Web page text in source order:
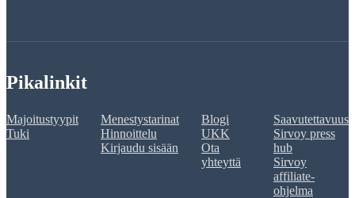
Pikalinkit
Majoitustyypit
Tuki
Menestystarinat
Hinnoittelu
Kirjaudu sisään
Blogi
UKK
Ota
yhteyttä
Saavutettavuus
Sirvoy press
hub
Sirvoy
affiliate-
ohjelma